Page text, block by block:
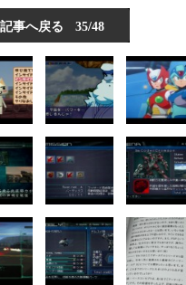
事へ戻る 35/48